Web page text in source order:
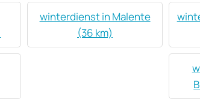
winterdienst in Malente
(36 km)